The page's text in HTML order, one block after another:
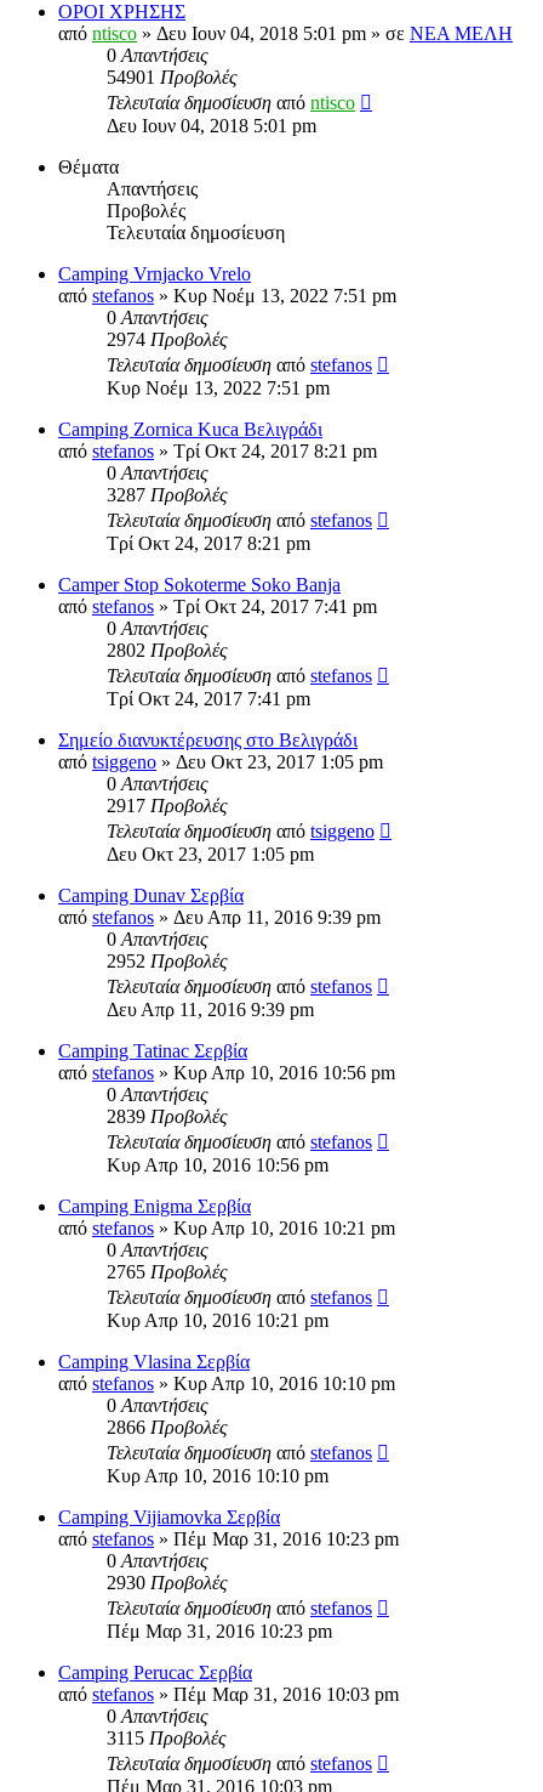
ΟΡΟΙ ΧΡΗΣΗΣ
από ntisco » Δευ Ιουν 04, 2018 5:01 pm » σε ΝΕΑ ΜΕΛΗ
0 Απαντήσεις
54901 Προβολές
Τελευταία δημοσίευση από ntisco
Δευ Ιουν 04, 2018 5:01 pm
Θέματα
Απαντήσεις
Προβολές
Τελευταία δημοσίευση
Camping Vrnjacko Vrelo
από stefanos » Κυρ Νοέμ 13, 2022 7:51 pm
0 Απαντήσεις
2974 Προβολές
Τελευταία δημοσίευση από stefanos
Κυρ Νοέμ 13, 2022 7:51 pm
Camping Zornica Kuca Βελιγράδι
από stefanos » Τρί Οκτ 24, 2017 8:21 pm
0 Απαντήσεις
3287 Προβολές
Τελευταία δημοσίευση από stefanos
Τρί Οκτ 24, 2017 8:21 pm
Camper Stop Sokoterme Soko Banja
από stefanos » Τρί Οκτ 24, 2017 7:41 pm
0 Απαντήσεις
2802 Προβολές
Τελευταία δημοσίευση από stefanos
Τρί Οκτ 24, 2017 7:41 pm
Σημείο διανυκτέρευσης στο Βελιγράδι
από tsiggeno » Δευ Οκτ 23, 2017 1:05 pm
0 Απαντήσεις
2917 Προβολές
Τελευταία δημοσίευση από tsiggeno
Δευ Οκτ 23, 2017 1:05 pm
Camping Dunav Σερβία
από stefanos » Δευ Απρ 11, 2016 9:39 pm
0 Απαντήσεις
2952 Προβολές
Τελευταία δημοσίευση από stefanos
Δευ Απρ 11, 2016 9:39 pm
Camping Tatinac Σερβία
από stefanos » Κυρ Απρ 10, 2016 10:56 pm
0 Απαντήσεις
2839 Προβολές
Τελευταία δημοσίευση από stefanos
Κυρ Απρ 10, 2016 10:56 pm
Camping Enigma Σερβία
από stefanos » Κυρ Απρ 10, 2016 10:21 pm
0 Απαντήσεις
2765 Προβολές
Τελευταία δημοσίευση από stefanos
Κυρ Απρ 10, 2016 10:21 pm
Camping Vlasina Σερβία
από stefanos » Κυρ Απρ 10, 2016 10:10 pm
0 Απαντήσεις
2866 Προβολές
Τελευταία δημοσίευση από stefanos
Κυρ Απρ 10, 2016 10:10 pm
Camping Vijiamovka Σερβία
από stefanos » Πέμ Μαρ 31, 2016 10:23 pm
0 Απαντήσεις
2930 Προβολές
Τελευταία δημοσίευση από stefanos
Πέμ Μαρ 31, 2016 10:23 pm
Camping Perucac Σερβία
από stefanos » Πέμ Μαρ 31, 2016 10:03 pm
0 Απαντήσεις
3115 Προβολές
Τελευταία δημοσίευση από stefanos
Πέμ Μαρ 31, 2016 10:03 pm